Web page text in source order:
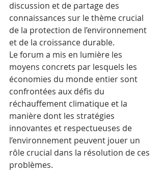
discussion et de partage des
connaissances sur le thème crucial
de la protection de l’environnement
et de la croissance durable.
Le forum a mis en lumière les
moyens concrets par lesquels les
économies du monde entier sont
confrontées aux défis du
réchauffement climatique et la
manière dont les stratégies
innovantes et respectueuses de
l’environnement peuvent jouer un
rôle crucial dans la résolution de ces
problèmes.